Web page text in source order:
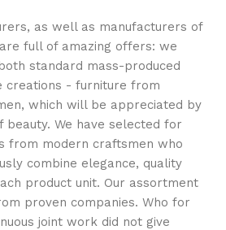
as well as manufacturers of
full of amazing offers: we
standard mass-produced
creations - furniture from
which will be appreciated by
beauty. We have selected for
from modern craftsmen who
combine elegance, quality
product unit. Our assortment
proven companies. Who for
joint work did not give